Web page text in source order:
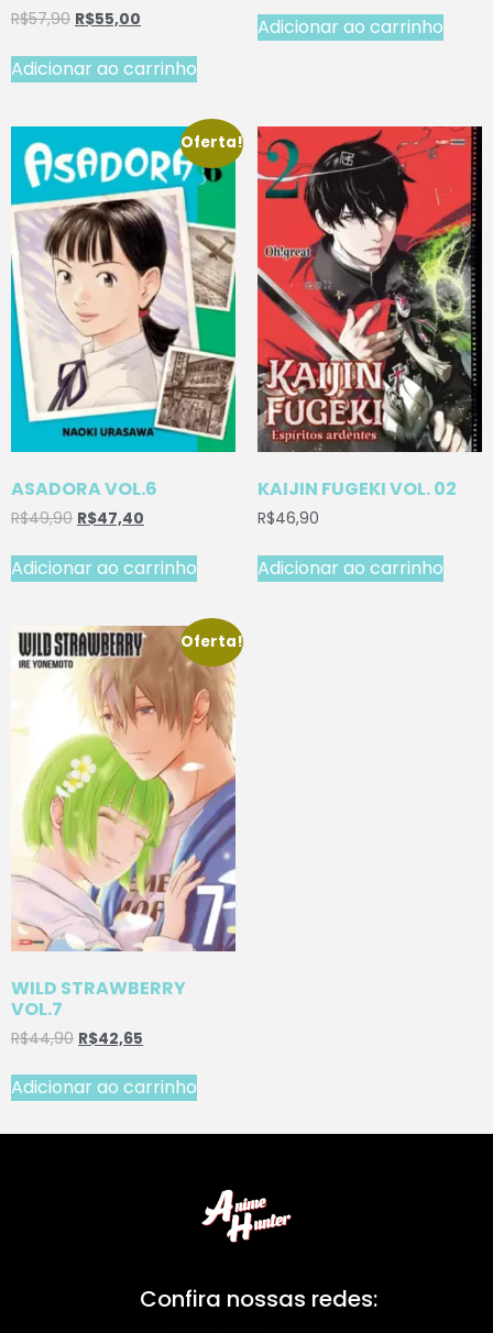
R$57,90 R$55,00
Adicionar ao carrinho
Adicionar ao carrinho
Oferta!
ASADORA VOL.6
R$49,90 R$47,40
Adicionar ao carrinho
KAIJIN FUGEKI VOL. 02
R$46,90
Adicionar ao carrinho
Oferta!
WILD STRAWBERRY
VOL.7
R$44,90 R$42,65
Adicionar ao carrinho
Confira nossas redes: